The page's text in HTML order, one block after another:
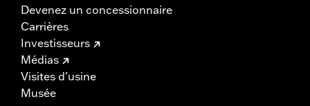
Devenez un concessionnaire
Carrières
Investisseurs
Médias
Visites d'usine
Musée